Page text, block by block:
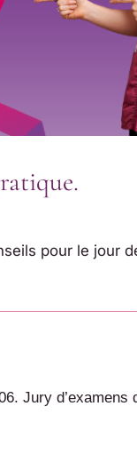
pour le jour
Jury d’examens